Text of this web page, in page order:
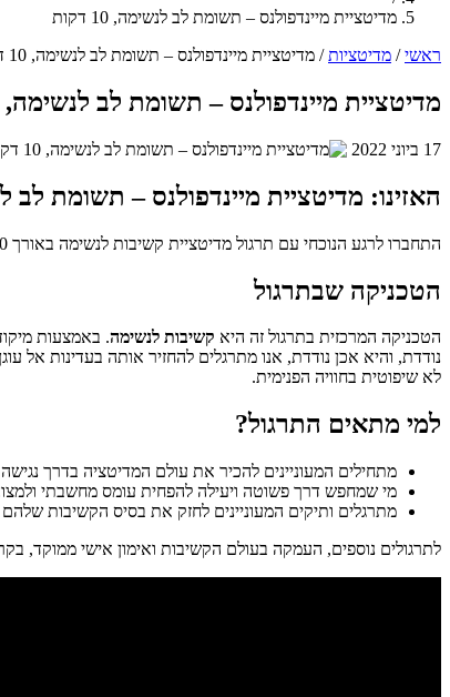
מדיטציית מיינדפולנס – תשומת לב לנשימה, 10 דקות
ראשי / מדיטציות / מדיטציית מיינדפולנס – תשומת לב לנשימה, 10 דקות
מדיטציית מיינדפולנס – תשומת לב לנשימה, 10 דקות
17 ביוני 2022
האזינו: מדיטציית מיינדפולנס – תשומת לב
התחברו לרגע הנוכחי עם תרגול מדיטציית קשיבות לנשימה באורך 10 דקות, בהנחיית עמרי. תרגול זה מציע הפוגה מרעננת ומאפשר לכם לטפח נוכחות שקטה בכל מצב.
הטכניקה שבתרגול
הטכניקה המרכזית בתרגול זה היא קשיבות לנשימה. באמצעות
נודדת, והיא אכן נודדת, אנו מתרגלים להחזיר אותה בעדינות אל
לא שיפוטית בחוויה הפנימית.
למי מתאים התרגול?
מתחילים המעוניינים להכיר את עולם המדיטציה בדרך
מי שמחפש דרך פשוטה ויעילה להפחית עומס מחשבתי
מתרגלים ותיקים המעוניינים לחזק את בסיס הקשיבות שלהם
לתרגולים נוספים, העמקה בעולם הקשיבות ואימון אישי ממוקד,